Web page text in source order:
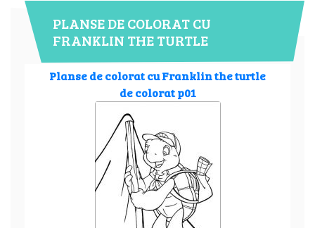
PLANSE DE COLORAT CU
FRANKLIN THE TURTLE
Planse de colorat cu Franklin the turtle
de colorat p01